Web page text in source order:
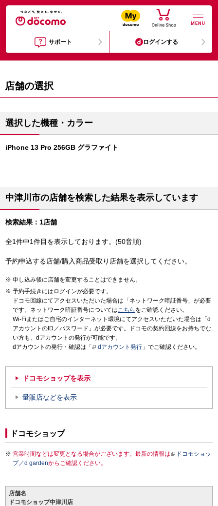
MENU
サポート ログインする
店舗の選択
選択した機種・カラー
iPhone 13 Pro 256GB グラファイト
中津川市の店舗を検索した結果を表示しています
検索結果：1店舗
全1件中1件目を表示しております。(50音順)
予約申込する店舗/購入商品受取り店舗を選択してください。
申し込み後に店舗を変更することはできません。
予約手続きにはログインが必要です。
ドコモ回線にてアクセスいただいた場合は「ネットワーク暗証番号」が必要
です。ネットワーク暗証番号についてはこちら をご確認ください。
Wi-Fiまたはご自宅のインターネット環境にてアクセスいただいた場合は「d
アカウントのID／パスワード」が必要です。ドコモの契約回線をお持ちでな
い方も、dアカウントの発行が可能です。
dアカウントの発行・確認は「
dアカウント発行 」でご確認ください。
ドコモショップを表示
量販店などを表示
ドコモショップ
営業時間などは変更となる場合がございます。最新の情報は
ドコモショッ
プ／d gardenからご確認ください。
店舗名
ドコモショップ中津川店